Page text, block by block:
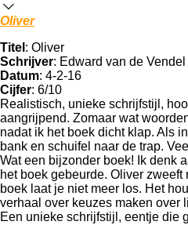
Oliver
Titel : Oliver
Schrijver: Edward van de Vendel
Datum: 4-2-16
Cijfer: 6/10
Realistisch, unieke schrijfstijl,
aangrijpend. Zomaar wat
nadat ik het boek dicht klap. Als
bank en schuifel naar de trap.
Wat een bijzonder boek! Ik denk
het boek gebeurde. Oliver
boek laat je niet meer los. Het
verhaal over keuzes maken over
Een unieke schrijfstijl, eentje die